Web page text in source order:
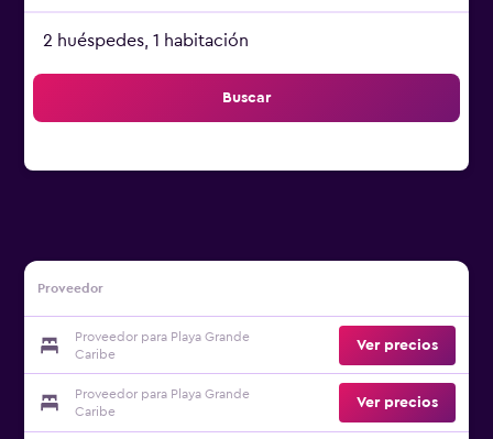
2 huéspedes, 1 habitación
Buscar
Proveedor
Proveedor para Playa Grande
Caribe
Ver precios
Proveedor para Playa Grande
Caribe
Ver precios